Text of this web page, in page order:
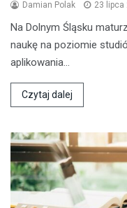
Damian Polak 23 lipca
Na Dolnym Śląsku
naukę na poziomie
aplikowania…
Czytaj dalej